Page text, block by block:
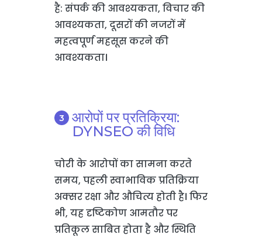
है: संपर्क की आवश्यकता, विचार की
आवश्यकता, दूसरों की नजरों में
महत्वपूर्ण महसूस करने की
आवश्यकता।
आरोपों पर प्रतिक्रिया:
DYNSEO की विधि
चोरी के आरोपों का सामना करते
समय, पहली स्वाभाविक प्रतिक्रिया
अक्सर रक्षा और औचित्य होती है। फिर
भी, यह दृष्टिकोण आमतौर पर
प्रतिकूल साबित होता है और स्थिति